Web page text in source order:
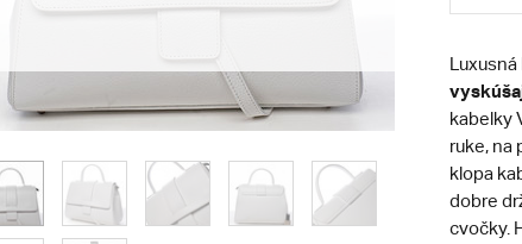
kabelky
ruke, na
klopa
dobre
cvočky.